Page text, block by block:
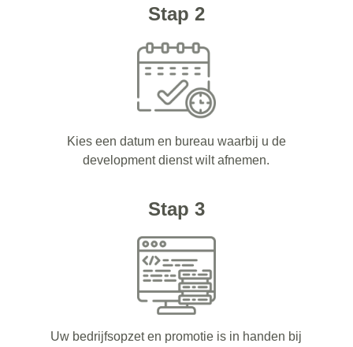
Stap 2
Kies een datum en bureau waarbij u de
development dienst wilt afnemen.
Stap 3
Uw bedrijfsopzet en promotie is in handen bij